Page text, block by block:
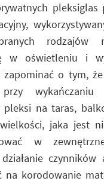
w oświetleniu i
zapominać o tym,
przy
pleksi na taras,
jaka jest
w
czynników
na korodowanie